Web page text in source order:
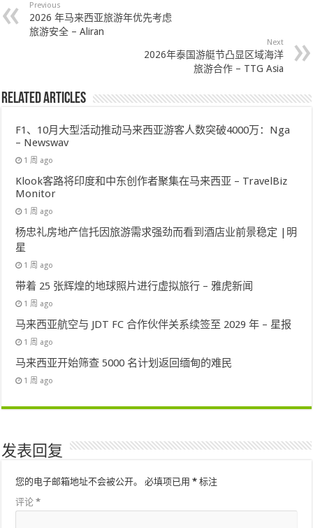
Previous
2026 年马来西亚旅游年优先考虑
旅游安全 – Aliran
Next
2026年泰国游艇节凸显区域海洋
旅游合作 – TTG Asia
Related Articles
F1、10月大型活动推动马来西亚游客人数突破4000万：Nga
– Newswav
1 周 ago
Klook客路将印度和中东创作者聚集在马来西亚 – TravelBiz
Monitor
1 周 ago
杨忠礼房地产信托因旅游需求强劲而看到酒店业前景稳定 |明
星
1 周 ago
带着 25 张辉煌的地球照片进行虚拟旅行 – 雅虎新闻
1 周 ago
马来西亚航空与 JDT FC 合作伙伴关系续签至 2029 年 – 星报
1 周 ago
马来西亚开始筛查 5000 名计划返回缅甸的难民
1 周 ago
发表回复
您的电子邮箱地址不会被公开。 必填项已用* 标注
评论*